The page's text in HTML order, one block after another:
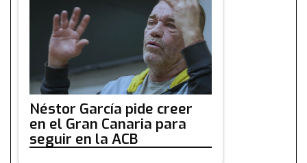
Néstor García pide creer
en el Gran Canaria para
seguir en la ACB